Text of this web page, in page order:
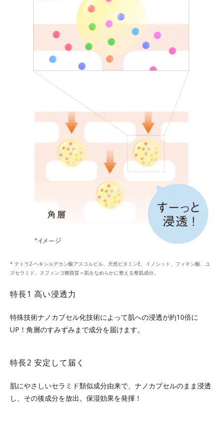
* テトラ2-ヘキシルデカン酸アスコルビル、天然ビタミンE、イノシット、フィチン酸、ユ
ズセラミド、スフィンゴ糖脂質＝肌をなめらかに整える整肌成分。
特長1 高い浸透力
特殊技術ナノカプセル化技術によって肌への浸透が約10倍に
UP！ 角層のすみずみまで成分を届けます。
特長2 安定して届く
肌にやさしいセラミド類似成分由来で、ナノカプセルのまま浸透
し、その後成分を放出。保湿効果を発揮！